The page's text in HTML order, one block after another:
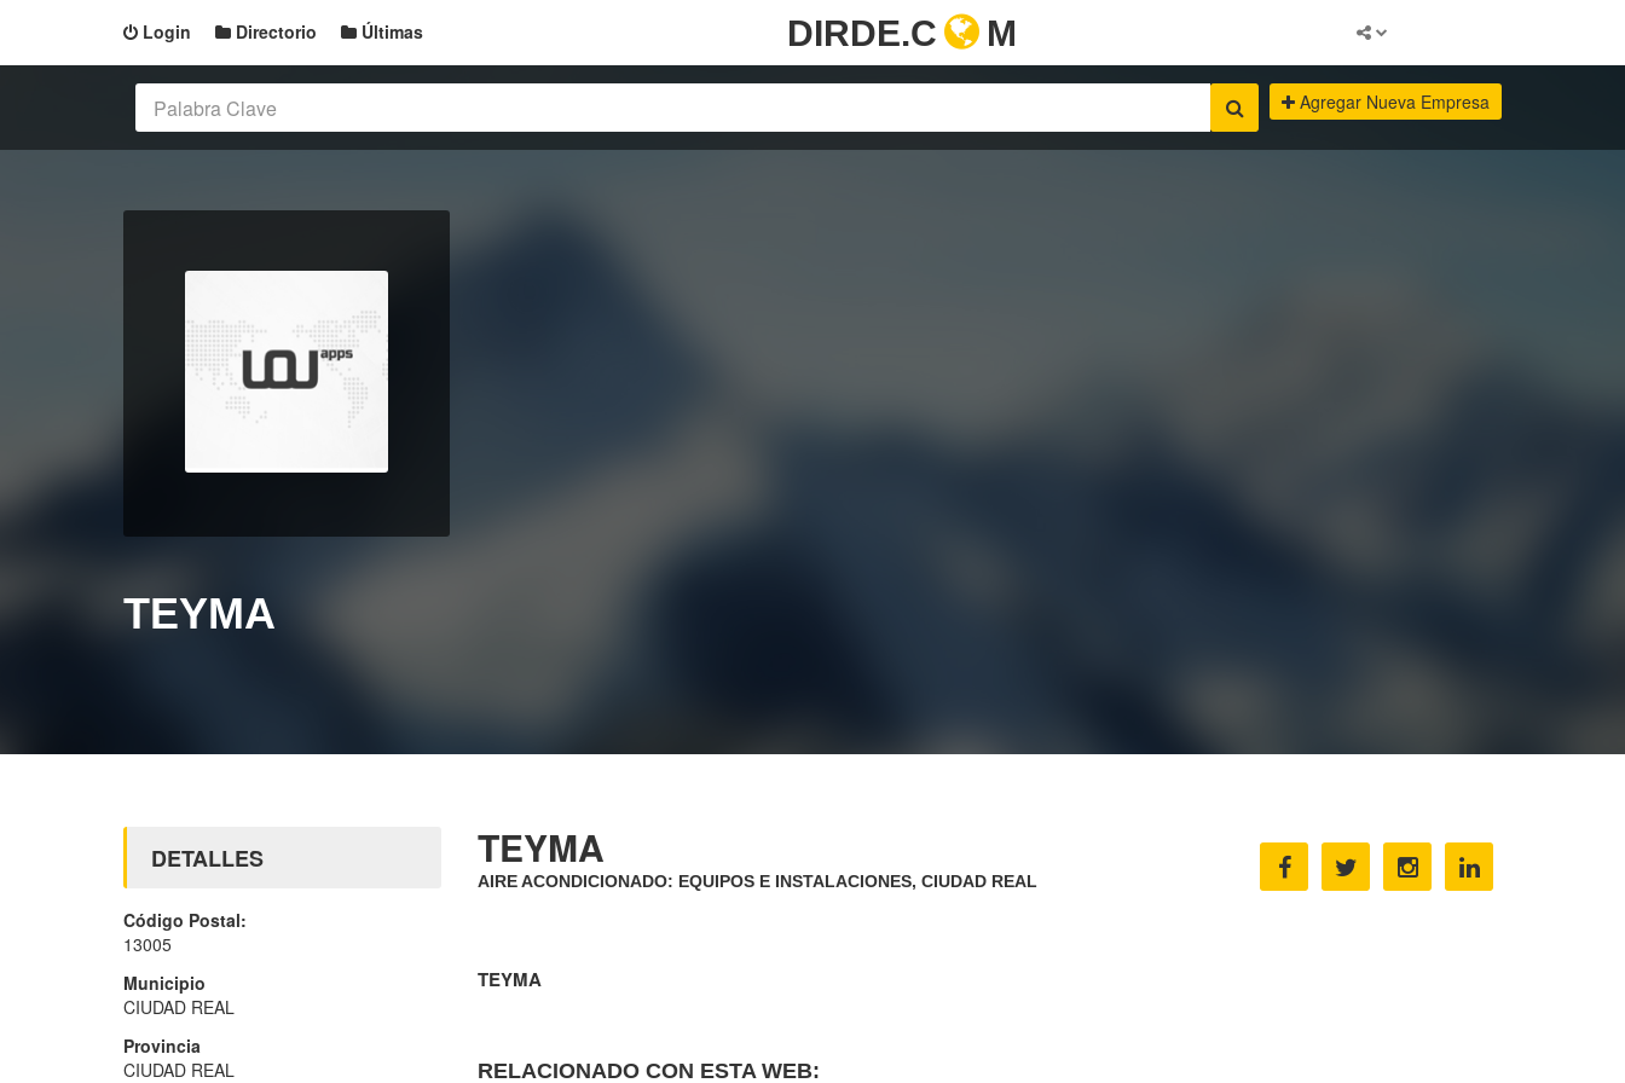
Login Directorio Últimas DIRDE.C M
Agregar Nueva Empresa
TEYMA
TEYMA
AIRE ACONDICIONADO: EQUIPOS E INSTALACIONES, CIUDAD REAL
TEYMA
RELACIONADO CON ESTA WEB:
DETALLES
Código Postal:
13005
Municipio
CIUDAD REAL
Provincia
CIUDAD REAL